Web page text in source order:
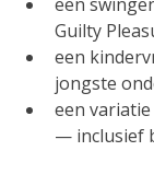
Guilty
een
jongste
een
— inclusief